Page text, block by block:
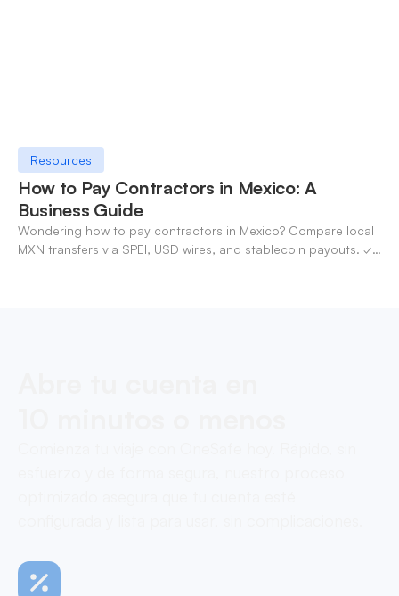
Resources
How to Pay Contractors in Mexico: A
Business Guide
Wondering how to pay contractors in Mexico? Compare local
MXN transfers via SPEI, USD wires, and stablecoin payouts. ✓